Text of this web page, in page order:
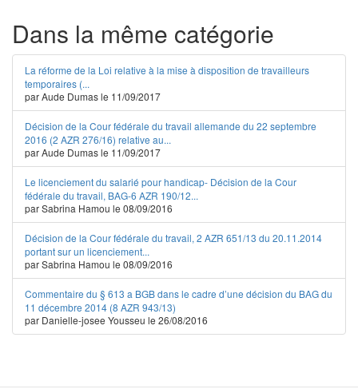
Dans la même catégorie
La réforme de la Loi relative à la mise à disposition de travailleurs
temporaires (...
par Aude Dumas le 11/09/2017
Décision de la Cour fédérale du travail allemande du 22 septembre
2016 (2 AZR 276/16) relative au...
par Aude Dumas le 11/09/2017
Le licenciement du salarié pour handicap- Décision de la Cour
fédérale du travail, BAG-6 AZR 190/12...
par Sabrina Hamou le 08/09/2016
Décision de la Cour fédérale du travail, 2 AZR 651/13 du 20.11.2014
portant sur un licenciement...
par Sabrina Hamou le 08/09/2016
Commentaire du § 613 a BGB dans le cadre d’une décision du BAG du
11 décembre 2014 (8 AZR 943/13)
par Danielle-josee Yousseu le 26/08/2016